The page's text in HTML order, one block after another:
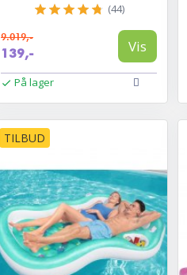
(44)
9.019,-
139,- Vis
På lager
TILBUD